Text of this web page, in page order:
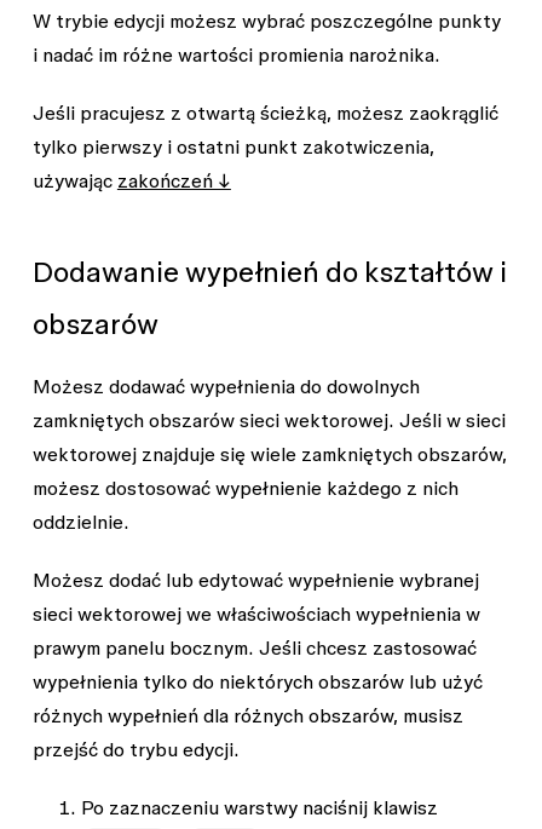
W trybie edycji możesz wybrać poszczególne punkty
i nadać im różne wartości promienia narożnika.
Jeśli pracujesz z otwartą ścieżką, możesz zaokrąglić
tylko pierwszy i ostatni punkt zakotwiczenia,
używając zakończeń ↓
Dodawanie wypełnień do kształtów i
obszarów
Możesz dodawać wypełnienia do dowolnych
zamkniętych obszarów sieci wektorowej. Jeśli w sieci
wektorowej znajduje się wiele zamkniętych obszarów,
możesz dostosować wypełnienie każdego z nich
oddzielnie.
Możesz dodać lub edytować wypełnienie wybranej
sieci wektorowej we właściwościach wypełnieniaw
prawym panelu bocznym. Jeśli chcesz zastosować
wypełnienia tylko do niektórych obszarów lub użyć
różnych wypełnień dla różnych obszarów, musisz
przejść do trybu edycji.
Po zaznaczeniu warstwy naciśnij klawisz